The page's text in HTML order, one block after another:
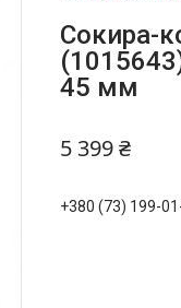
Сокира-
45 мм
5 399 ₴
+380 (73) 199-